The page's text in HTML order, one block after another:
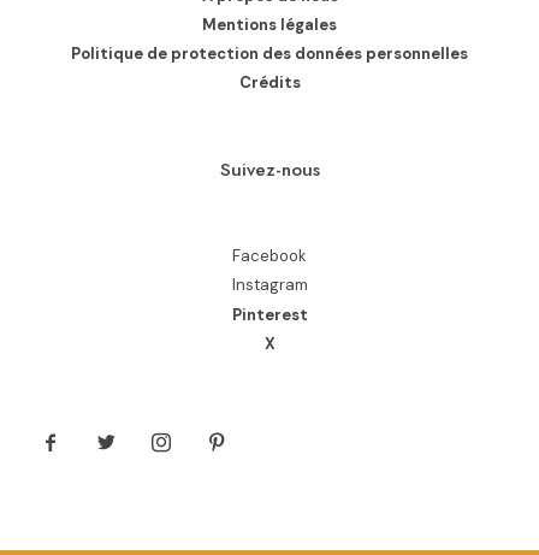
Mentions légales
Politique de protection des données personnelles
Crédits
Suivez-nous
Facebook
Instagram
Pinterest
X